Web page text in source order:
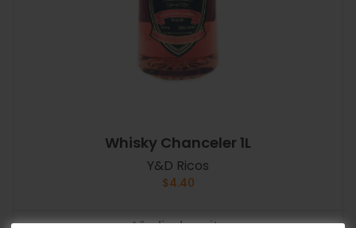
Whisky Chanceler 1L
Y&D Ricos
$4.40